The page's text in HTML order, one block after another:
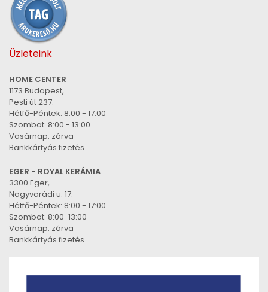
Üzleteink
HOME CENTER
1173 Budapest,
Pesti út 237.
Hétfő-Péntek: 8:00 - 17:00
Szombat: 8:00 - 13:00
Vasárnap: zárva
Bankkártyás fizetés
EGER - ROYAL KERÁMIA
3300 Eger,
Nagyvarádi u. 17.
Hétfő-Péntek: 8:00 - 17:00
Szombat: 8:00-13:00
Vasárnap: zárva
Bankkártyás fizetés